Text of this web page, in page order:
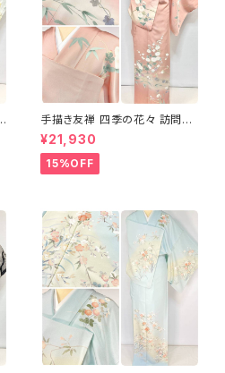
手描き友禅 四季の花々 訪問着
袷 正絹 サーモンピンク クリー
ム 白 桃花色 1434
¥21,930
15%OFF